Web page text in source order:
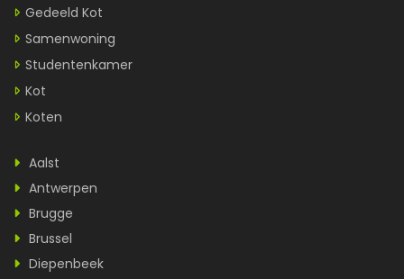
Gedeeld Kot
Samenwoning
Studentenkamer
Kot
Koten
Aalst
Antwerpen
Brugge
Brussel
Diepenbeek